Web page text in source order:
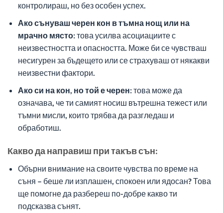
контролираш, но без особен успех.
Ако сънуваш черен кон в тъмна нощ или на
мрачно място:това усилва асоциациите с
неизвестността и опасността. Може би се чувстваш
несигурен за бъдещето или се страхуваш от някакви
неизвестни фактори.
Ако си на кон, но той е черен:това може да
означава, че ти самият носиш вътрешна тежест или
тъмни мисли, които трябва да разгледаш и
обработиш.
Какво да направиш при такъв сън:
Обърни внимание на своите чувства по време на
съня – беше ли изплашен, спокоен или ядосан? Това
ще помогне да разбереш по-добре какво ти
подсказва сънят.